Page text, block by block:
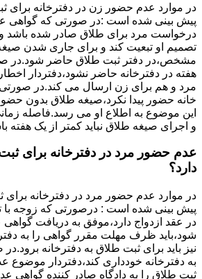
در موارد عدم حضور زن در دفترخانه برای
پیش بینی شده است :در صورتی که گواهی
درخواست مرد برای طلاق صادر شده باشد
تصمیم او تبعیت کند و برای جاری شدن
مشخص،در دفتر ثبت طلاق حاضر شود.در
هفته در دفترخانه حاضر نشود،دفتردار
مرد و هم برای زن ارسال می کند.در صورتی
خانه حضور پیدا نکرد،صیغه طلاق بدون
این موضوع به اطلاع او می رسد.فاصله
و اجرای صیغه طلاق نباید کمتر از یک هفته
عدم حضور مرد در دفترخانه برای
دارد؟
در موارد عدم حضور مرد در دفترخانه برای
پیش بینی شده است : درصورتی که زوجه با
در عقد ازدواج دارد،موفق به دریافت
شود،باید ظرف مهلت مقرر گواهی را به
نیز باید برای ثبت طلاق به دفترخانه
به دفترخانه خودداری کند،دفتردار
ثبت طلاق را به دادگاه صادر کننده گواهی